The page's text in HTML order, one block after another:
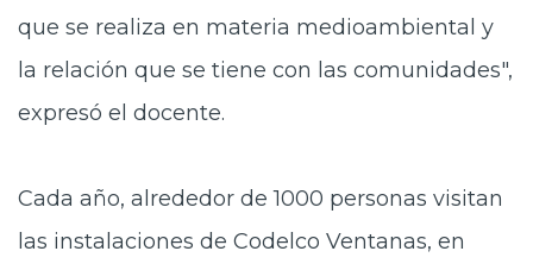
que se realiza en materia medioambiental y
la relación que se tiene con las comunidades",
expresó el docente.
Cada año, alrededor de 1000 personas visitan
las instalaciones de Codelco Ventanas, en